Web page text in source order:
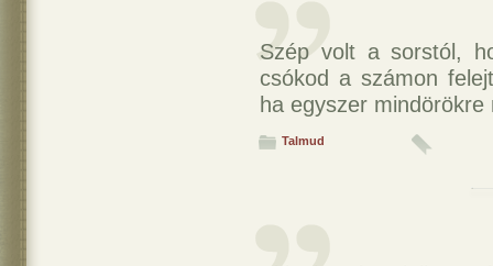
Szép volt a sorstól,
csókod a számon
ha egyszer
Talmud